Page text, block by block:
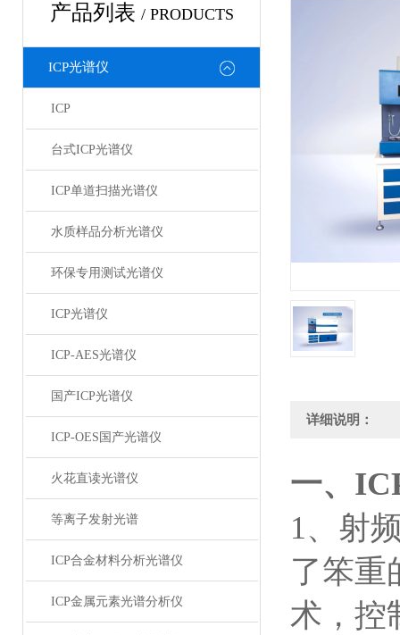
产品列表 / PRODUCTS
ICP光谱仪
ICP
台式ICP光谱仪
ICP单道扫描光谱仪
水质样品分析光谱仪
环保专用测试光谱仪
ICP光谱仪
ICP-AES光谱仪
国产ICP光谱仪
ICP-OES国产光谱仪
火花直读光谱仪
等离子发射光谱
ICP合金材料分析光谱仪
ICP金属元素光谱分析仪
详细说明：
一、
1、射
了笨重
术，控